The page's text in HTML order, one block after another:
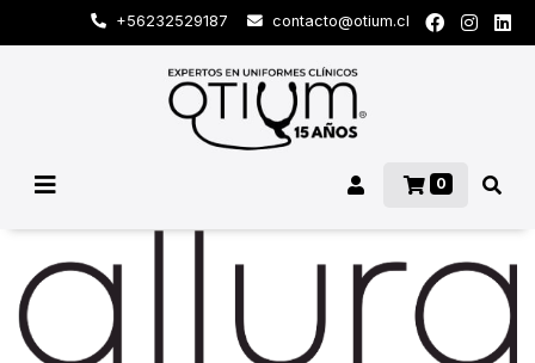
+56232529187 contacto@otium.cl
0